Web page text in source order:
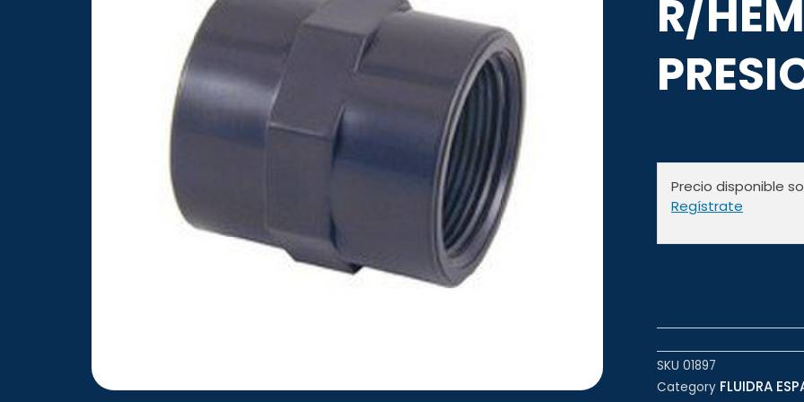
R/
Precio disponible
Regístrate
SKU 01897
Category FLUIDRA